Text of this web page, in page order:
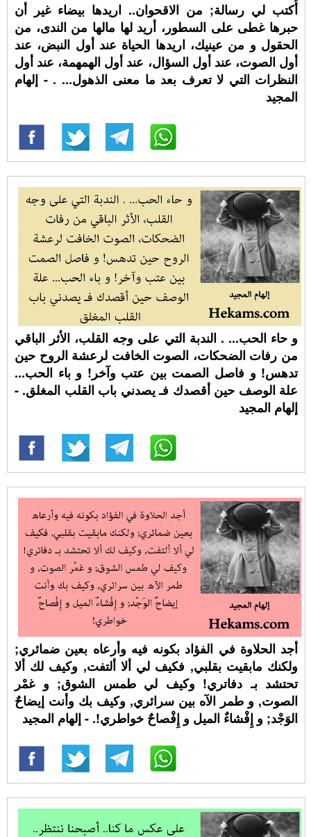
أُكتب لي رسالة; من الاقحوان.. اريدها بيضاء غير أن
حبرها غطى على السطور، أريد لها مالها من الندى، من
الحقول و من عينيك، اريدها الحياة عند أول النبض، عند
أول الصوت، عند أول السؤال، عند أول الهمهمة، عند أول
النظرات التي لا تعرف بعد ما معنى الذهول... . - إلهام
المجيد
و حاء الحب... . الندبة التي على وجه القلب، الأثر الباقي
من رفات الضحكات، الصوت الخافت لرعشة الروح حين
تدهس! و فاصل الصمت بين عتب وآخر! و باء الحب...
علة الوصف حين أقصدك فـ يصدني باب القلب المغلق. -
إلهام المجيد
أجد الحلاوة في الفؤاد بكونه فيه وأرعاه بعين ضمائري;
ولكنك مابقيت بقلبي, فكيف لي ألا ألتفت, وكيف لك ألا
تحتشد بـ دفاتري! وكيف لي طمس الشوق; و غمْر
الصوت, و طمر الآه بين سرائري, وكيف بك وأنت إيضاحٌ
الوَجْد; و إِفْشاءٌ الميل و إِفْصاحٌ خواطري!. - إلهام المجيد